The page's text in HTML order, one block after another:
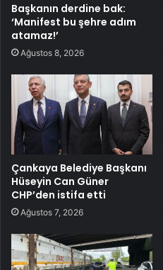
Başkanın derdine bak:
‘Manifest bu şehre adım
atamaz!’
Ağustos 8, 2026
Çankaya Belediye Başkanı
Hüseyin Can Güner
CHP’den istifa etti
Ağustos 7, 2026